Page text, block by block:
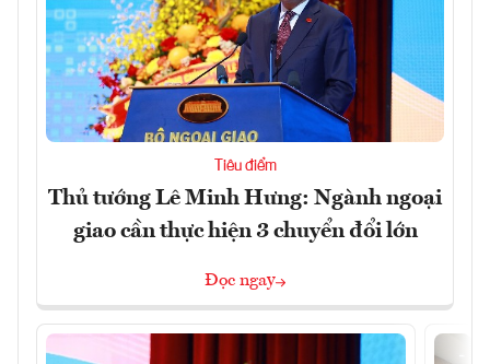
Tiêu điểm
Thủ tướng Lê Minh Hưng: Ngành ngoại
giao cần thực hiện 3 chuyển đổi lớn
Đọc ngay